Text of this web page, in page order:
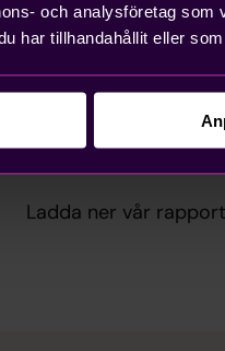
och analysföretag
har tillhandahållit eller
Ekonomifunktionens
månadscykler till
Det är vad vi alltid
Ladda ner vår